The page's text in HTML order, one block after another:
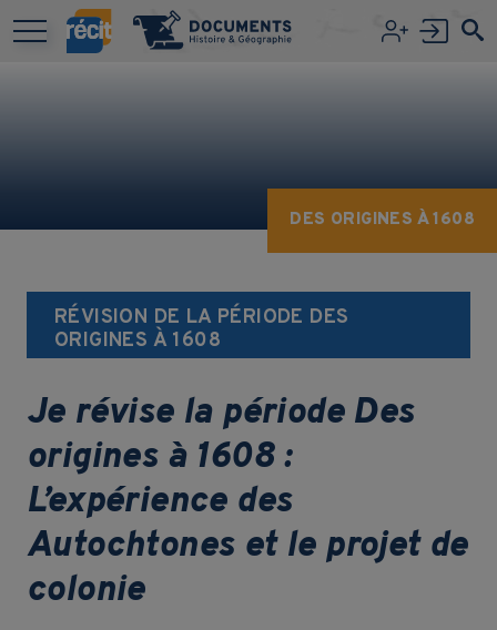
Aller au contenu principal
RÉVISION DE LA PÉRIODE DES
ORIGINES À 1608
Je révise la période Des
origines à 1608 :
L’expérience des
Autochtones et le projet de
colonie
DES ORIGINES À 1608